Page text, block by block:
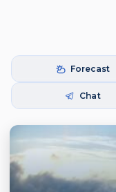
Forecast
Chat